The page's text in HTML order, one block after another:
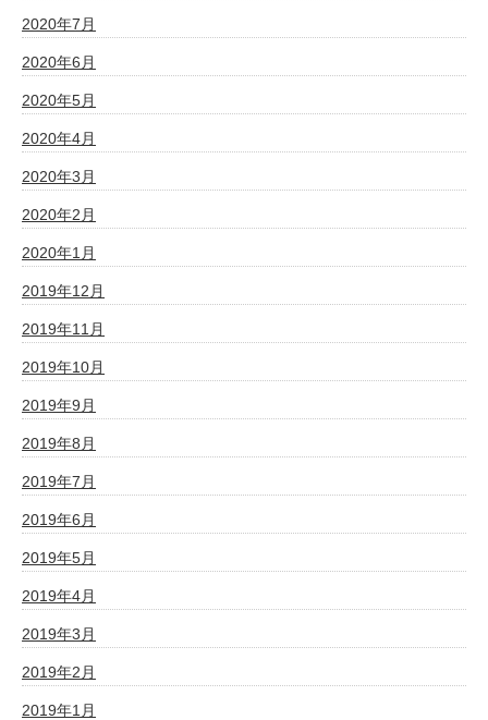
2020年7月
2020年6月
2020年5月
2020年4月
2020年3月
2020年2月
2020年1月
2019年12月
2019年11月
2019年10月
2019年9月
2019年8月
2019年7月
2019年6月
2019年5月
2019年4月
2019年3月
2019年2月
2019年1月